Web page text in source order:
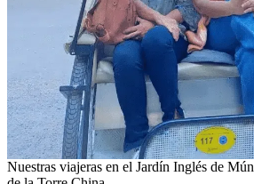
Nuestras viajeras en el Jardín Inglés de